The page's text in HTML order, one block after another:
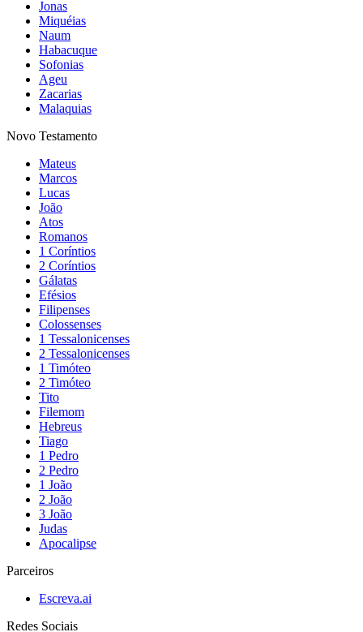
Jonas
Miquéias
Naum
Habacuque
Sofonias
Ageu
Zacarias
Malaquias
Novo Testamento
Mateus
Marcos
Lucas
João
Atos
Romanos
1 Coríntios
2 Coríntios
Gálatas
Efésios
Filipenses
Colossenses
1 Tessalonicenses
2 Tessalonicenses
1 Timóteo
2 Timóteo
Tito
Filemom
Hebreus
Tiago
1 Pedro
2 Pedro
1 João
2 João
3 João
Judas
Apocalipse
Parceiros
Escreva.ai
Redes Sociais